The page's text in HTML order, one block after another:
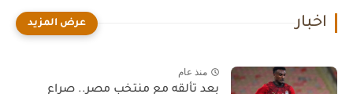
اخبار
منذ عام
بعد تألقه مع منتخب مصر.. صراع